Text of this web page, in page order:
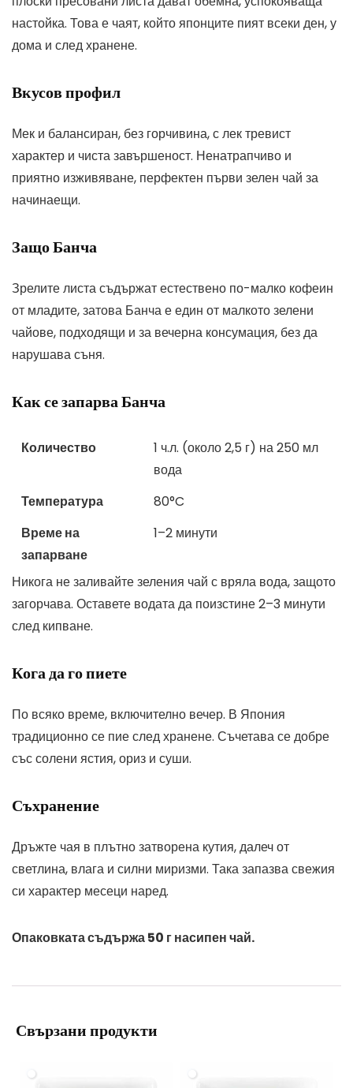
настойка. Това е чаят, който японците пият всеки ден, у
дома и след хранене.
Вкусов профил
Мек и балансиран, без горчивина, с лек тревист
характер и чиста завършеност. Ненатрапчиво и
приятно изживяване, перфектен първи зелен чай за
начинаещи.
Защо Банча
Зрелите листа съдържат естествено по-малко кофеин
от младите, затова Банча е един от малкото зелени
чайове, подходящи и за вечерна консумация, без да
нарушава съня.
Как се запарва Банча
Количество
1 ч.л. (около 2,5 г) на 250 мл
вода
Температура
80°C
Време на
запарване
1–2 минути
Никога не заливайте зеления чай с вряла вода, защото
загорчава. Оставете водата да поизстине 2–3 минути
след кипване.
Кога да го пиете
По всяко време, включително вечер. В Япония
традиционно се пие след хранене. Съчетава се добре
със солени ястия, ориз и суши.
Съхранение
Дръжте чая в плътно затворена кутия, далеч от
светлина, влага и силни миризми. Така запазва свежия
си характер месеци наред.
Опаковката съдържа 50 г насипен чай.
Свързани продукти